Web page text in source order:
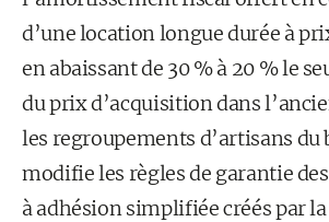
d’une location longue durée à
en abaissant de 30 % à 20 % le
du prix d’acquisition dans
les regroupements d’artisans
modifie les règles de garantie
à adhésion simplifiée créés par